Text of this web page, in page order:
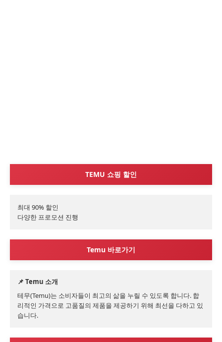
TEMU 쇼핑 할인
최대 90% 할인
다양한 프로모션 진행
Temu 바로가기
📌 Temu 소개
테무(Temu)는 소비자들이 최고의 삶을 누릴 수 있도록 합니다. 합
리적인 가격으로 고품질의 제품을 제공하기 위해 최선을 다하고 있
습니다.